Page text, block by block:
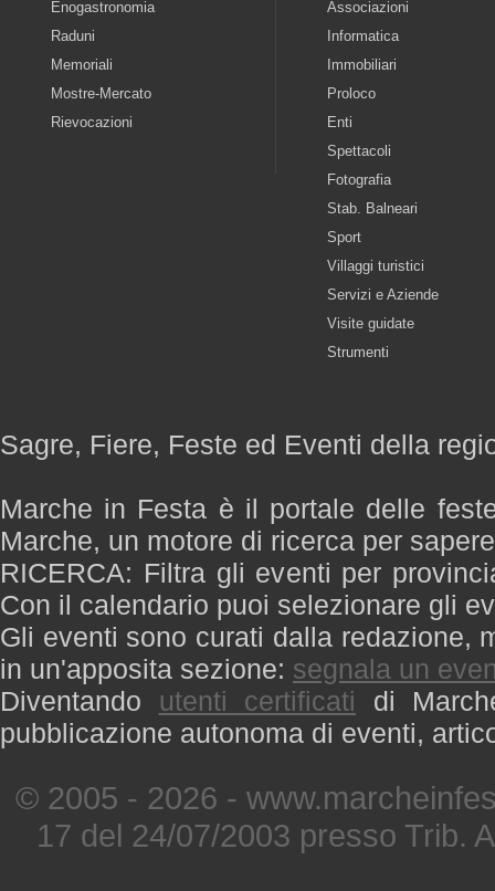
Enogastronomia
Raduni
Memoriali
Mostre-Mercato
Rievocazioni
Associazioni
Informatica
Immobiliari
Proloco
Enti
Spettacoli
Fotografia
Stab. Balneari
Sport
Villaggi turistici
Servizi e Aziende
Visite guidate
Strumenti
Sagre, Fiere, Feste ed Eventi della
Marche in Festa è il portale delle
Marche, un motore di ricerca per
RICERCA: Filtra gli eventi per
Con il calendario puoi selezionare gli
Gli eventi sono curati dalla redazione,
in un'apposita sezione: segnala un
Diventando utenti certificati di
pubblicazione autonoma di eventi,
© 2005 - 2026 -
17 del 24/07/2003 presso Trib.